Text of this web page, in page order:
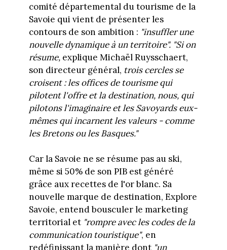
comité départemental du tourisme de la
Savoie qui vient de présenter les
contours de son ambition : "insuffler une
nouvelle dynamique à un territoire". "Si on
résume, explique Michaël Ruysschaert,
son directeur général, trois cercles se
croisent : les offices de tourisme qui
pilotent l'offre et la destination, nous, qui
pilotons l'imaginaire et les Savoyards eux-
mêmes qui incarnent les valeurs - comme
les Bretons ou les Basques."
Car la Savoie ne se résume pas au ski,
même si 50% de son PIB est généré
grâce aux recettes de l'or blanc. Sa
nouvelle marque de destination, Explore
Savoie, entend bousculer le marketing
territorial et "rompre avec les codes de la
communication touristique", en
redéfinissant la manière dont "un